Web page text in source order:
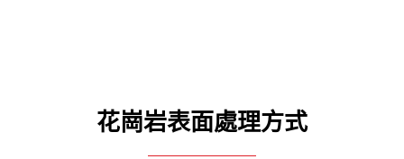
花崗岩表面處理方式